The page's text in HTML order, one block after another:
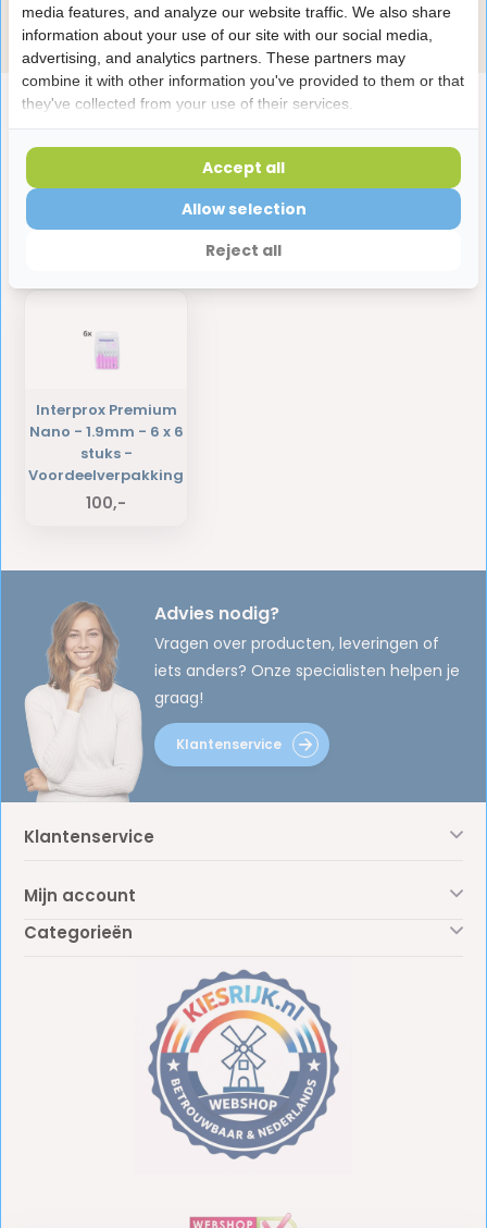
Productomschrijving
Stuur e-mail
Laatst bekeken producten
Interprox Premium
Nano - 1.9mm - 6 x 6
stuks -
Voordeelverpakking
100,-
Advies nodig?
Vragen over producten, leveringen of
iets anders? Onze specialisten helpen je
graag!
Klantenservice
Klantenservice
Mijn account
Categorieën
media features, and analyze our website traffic. We also share
information about your use of our site with our social media,
advertising, and analytics partners. These partners may
combine it with other information you've provided to them or that
they've collected from your use of their services.
Reject all
Allow selection
Accept all